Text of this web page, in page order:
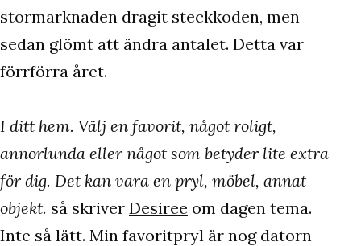
stormarknaden dragit steckkoden, men
sedan glömt att ändra antalet. Detta var
förrförra året.
I ditt hem. Välj en favorit, något roligt,
annorlunda eller något som betyder lite extra
för dig. Det kan vara en pryl, möbel, annat
objekt. så skriver Desiree om dagen tema.
Inte så lätt. Min favoritpryl är nog datorn